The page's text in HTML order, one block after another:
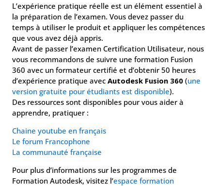
L’expérience pratique réelle est un élément essentiel à
la préparation de l’examen. Vous devez passer du
temps à utiliser le produit et appliquer les compétences
que vous avez déjà appris.
Avant de passer l’examen Certification Utilisateur, nous
vous recommandons de suivre une formation Fusion
360 avec un formateur certifié et d’obtenir 50 heures
d’expérience pratique avec Autodesk Fusion 360 (une
version gratuite pour étudiants est disponible).
Des ressources sont disponibles pour vous aider à
apprendre, pratiquer :
Chaine youtube en français
Le forum Francophone
La communauté française
Pour plus d’informations sur les programmes de
Formation Autodesk, visitez l’espace formation